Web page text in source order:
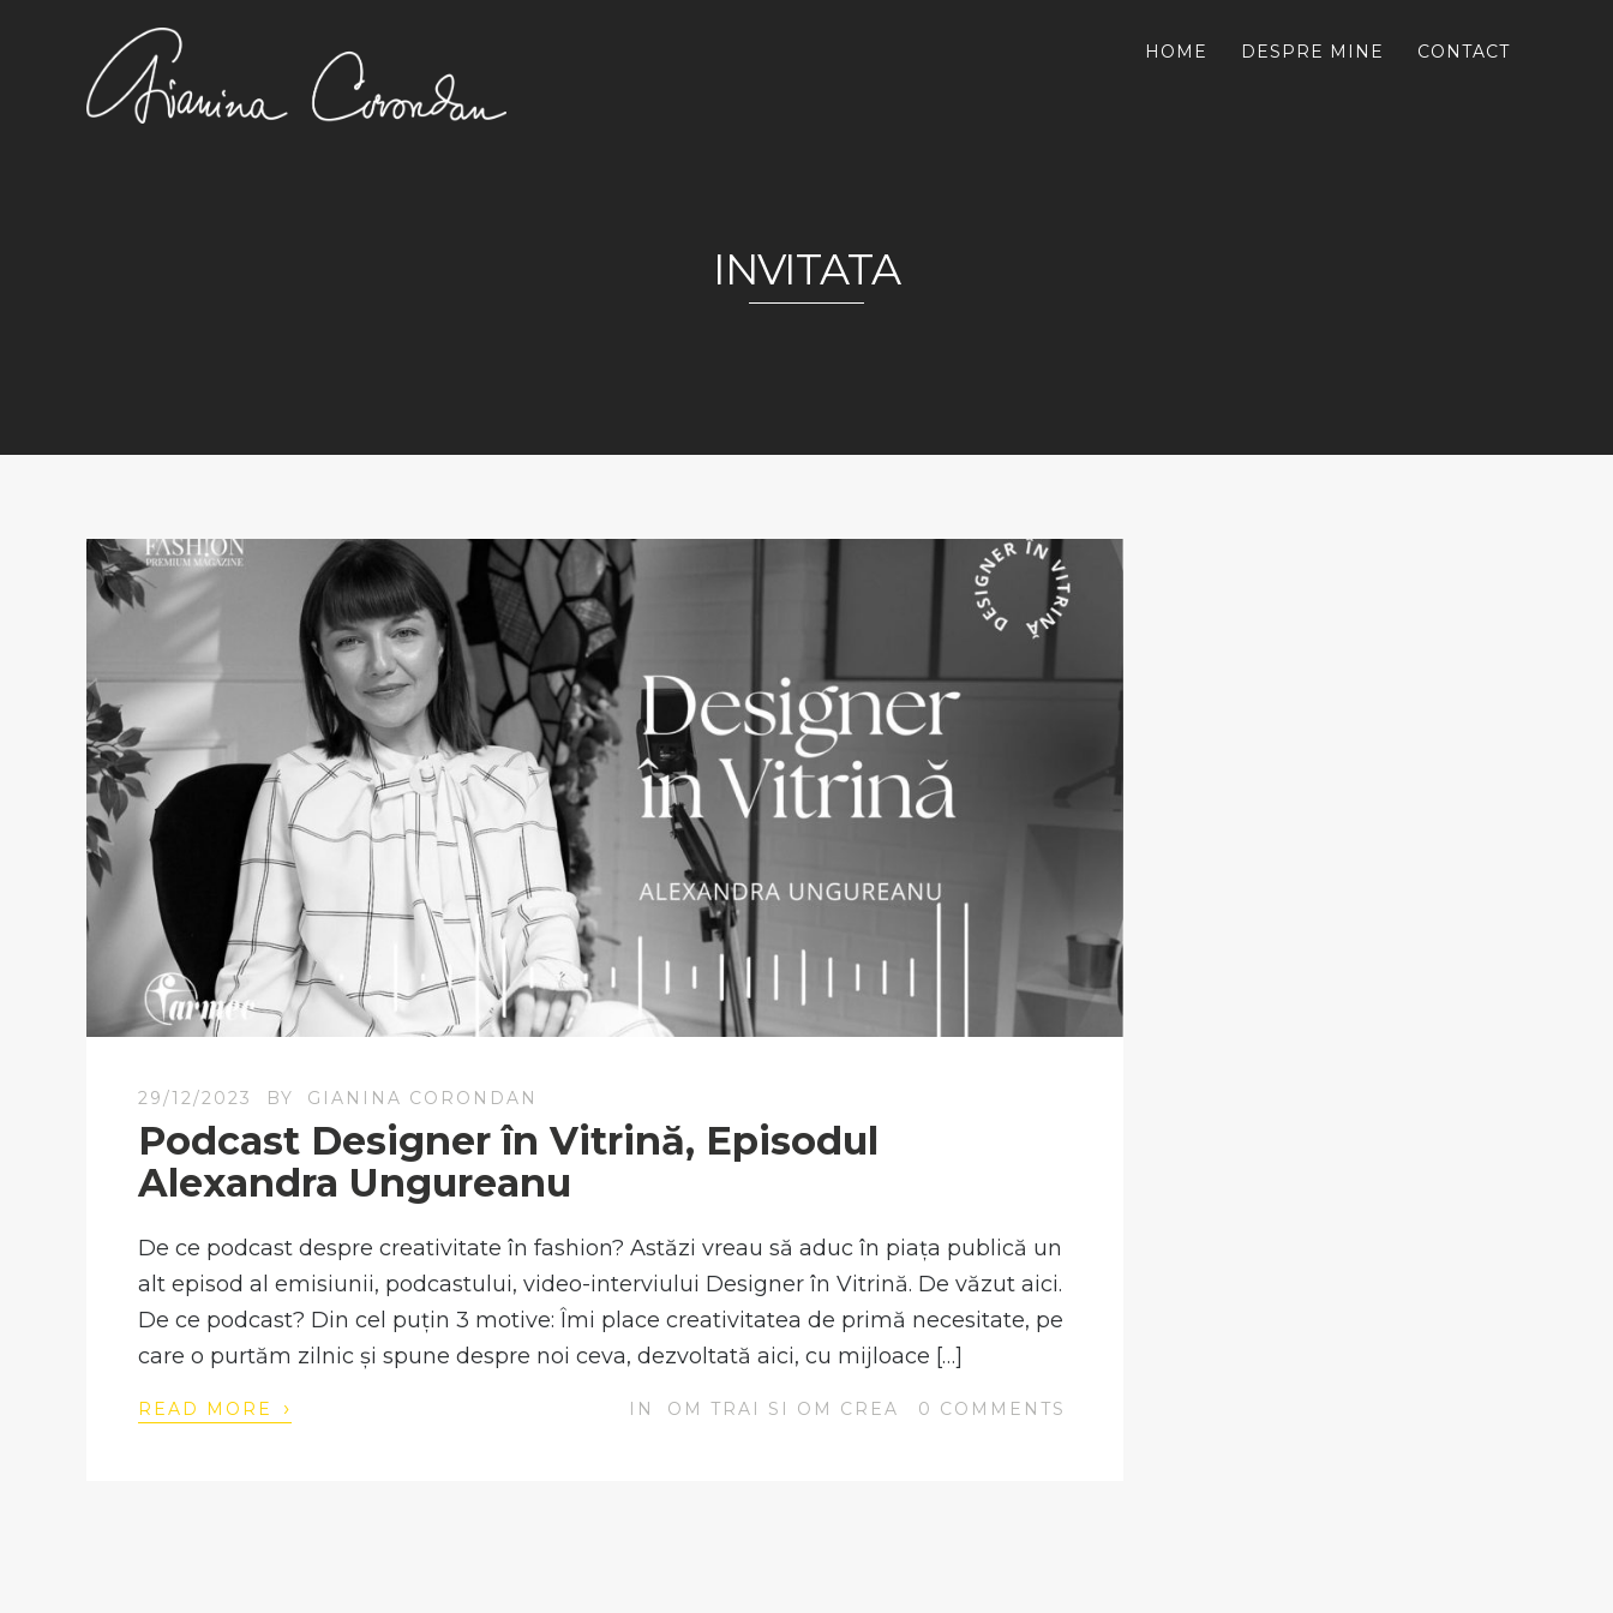
HOME DESPRE MINE CONTACT
INVITATA
29/12/2023 BY GIANINA CORONDAN
Podcast Designer în Vitrină, Episodul
Alexandra Ungureanu
De ce podcast despre creativitate în fashion? Astăzi vreau să aduc în piața publică un
alt episod al emisiunii, podcastului, video-interviului Designer în Vitrină. De văzut aici.
De ce podcast? Din cel puțin 3 motive: Îmi place creativitatea de primă necesitate, pe
care o purtăm zilnic și spune despre noi ceva, dezvoltată aici, cu mijloace […]
READ MORE › IN OM TRAI SI OM CREA 0 COMMENTS